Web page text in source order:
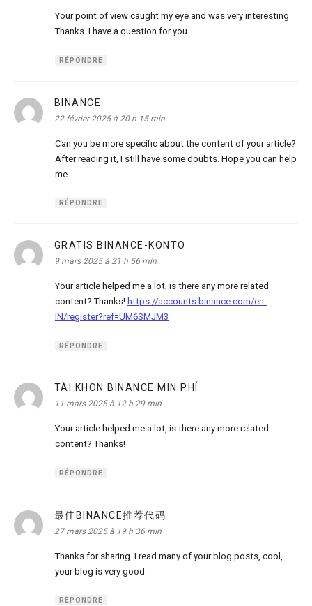
Your point of view caught my eye and was very interesting.
Thanks. I have a question for you.
RÉPONDRE
BINANCE
22 février 2025 à 20 h 15 min
Can you be more specific about the content of your article?
After reading it, I still have some doubts. Hope you can help
me.
RÉPONDRE
GRATIS BINANCE-KONTO
9 mars 2025 à 21 h 56 min
Your article helped me a lot, is there any more related
content? Thanks! https://accounts.binance.com/en-
IN/register?ref=UM6SMJM3
RÉPONDRE
TÀI KHON BINANCE MIN PHÍ
11 mars 2025 à 12 h 29 min
Your article helped me a lot, is there any more related
content? Thanks!
RÉPONDRE
最佳BINANCE推荐代码
27 mars 2025 à 19 h 36 min
Thanks for sharing. I read many of your blog posts, cool,
your blog is very good.
RÉPONDRE